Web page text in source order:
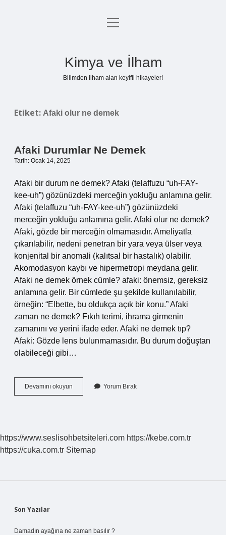
Anasayfa
menüyü
Kimya ve İlham
Bilimden ilham alan keyifli hikayeler!
Etiket: Afaki olur ne demek
Afaki Durumlar Ne Demek
Tarih: Ocak 14, 2025
Afaki bir durum ne demek? Afaki (telaffuzu “uh-FAY-
kee-uh”) gözünüzdeki merceğin yokluğu anlamına gelir.
Afaki (telaffuzu “uh-FAY-kee-uh”) gözünüzdeki
merceğin yokluğu anlamına gelir. Afaki olur ne demek?
Afaki, gözde bir merceğin olmamasıdır. Ameliyatla
çıkarılabilir, nedeni penetran bir yara veya ülser veya
konjenital bir anomali (kalıtsal bir hastalık) olabilir.
Akomodasyon kaybı ve hipermetropi meydana gelir.
Afaki ne demek örnek cümle? afaki: önemsiz, gereksiz
anlamına gelir. Bir cümlede şu şekilde kullanılabilir,
örneğin: “Elbette, bu oldukça açık bir konu.” Afaki
zaman ne demek? Fıkıh terimi, ihrama girmenin
zamanını ve yerini ifade eder. Afaki ne demek tıp?
Afaki: Gözde lens bulunmamasıdır. Bu durum doğuştan
olabileceği gibi…
Devamını okuyun
Durumlar
Yorum Bırak
https://www.seslisohbetsiteleri.com https://kebe.com.tr
https://cuka.com.tr Sitemap
Sidebar
Son Yazılar
Damadın ayağına ne zaman basılır ?